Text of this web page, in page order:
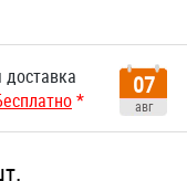
*
07
авг